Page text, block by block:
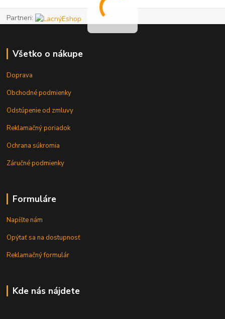
Partneri:
Všetko o nákupe
Doprava
Obchodné podmienky
Odstúpenie od zmluvy
Reklamačný poriadok
Ochrana súkromia
Záručné podmienky
Formuláre
Napíšte nám
Opýtať sa na dostupnosť
Reklamačný formulár
Kde nás nájdete